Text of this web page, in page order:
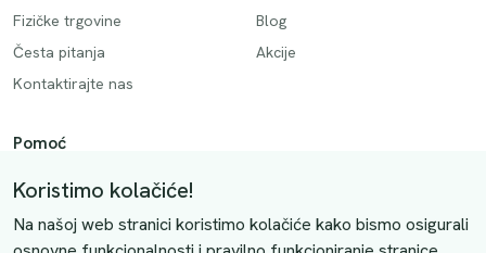
Fizičke trgovine
Česta pitanja
Kontaktirajte nas
Blog
Akcije
Pomoć
Način plaćanja
Dostava
Povrati i otkazivanje
Koristimo kolačiće!
Na našoj web stranici koristimo kolačiće kako bismo osigurali